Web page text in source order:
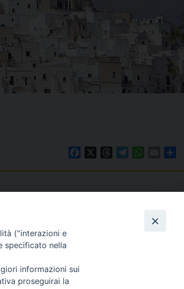
FacebookThreadsTelegram Email
9 -
Copyright © Arcidiocesi di Brindisi – Ostuni
("interazioni e
specificato nella
informazioni sui
proseguirai la